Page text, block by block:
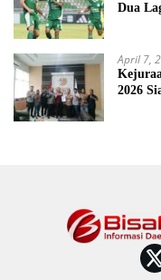
Dua
April 7,
2026